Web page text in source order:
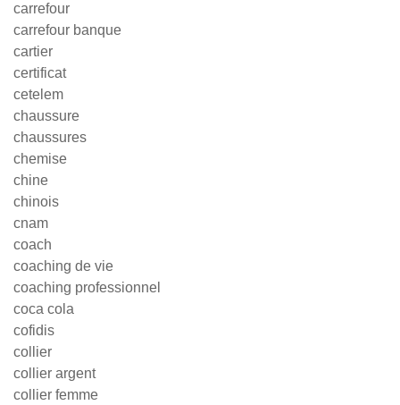
carrefour
carrefour banque
cartier
certificat
cetelem
chaussure
chaussures
chemise
chine
chinois
cnam
coach
coaching de vie
coaching professionnel
coca cola
cofidis
collier
collier argent
collier femme